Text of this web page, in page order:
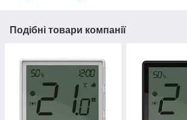
Подібні товари компанії